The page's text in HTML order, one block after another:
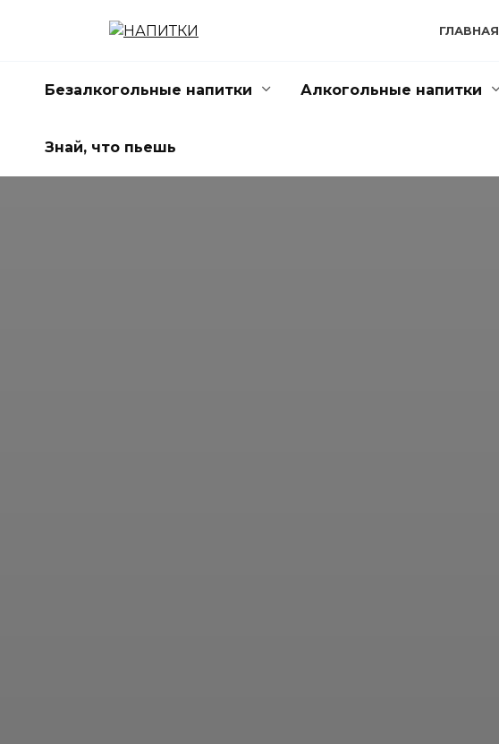
ГЛАВНАЯ
Безалкогольные напитки Алкогольные напитки
Знай, что пьешь